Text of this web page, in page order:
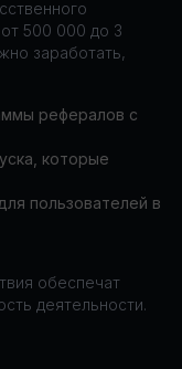
500 000 до 3
заработать,
рефералов с
которые
пользователей в
обеспечат
деятельности.